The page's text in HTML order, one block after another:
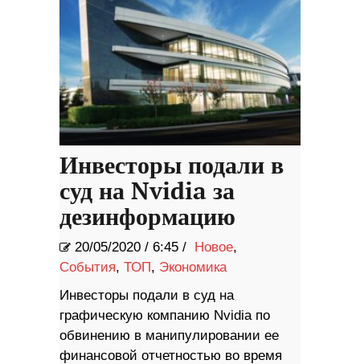
Инвесторы подали в
суд на Nvidia за
дезинформацию
20/05/2020 / 6:45 / Новое,
События, ТОП, Экономика
Инвесторы подали в суд на
графическую компанию Nvidia по
обвинению в манипулировании ее
финансовой отчетностью во время